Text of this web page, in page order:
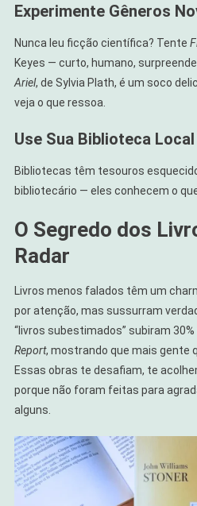
Experimente Gêneros
Nunca leu ficção científica? Tente
Keyes — curto, humano,
Ariel, de Sylvia Plath, é um soco
veja o que ressoa.
Use Sua Biblioteca Local
Bibliotecas têm tesouros
bibliotecário — eles conhecem o
O Segredo dos
Radar
Livros menos falados têm um
por atenção, mas sussurram
“livros subestimados” subiram 30%
Report, mostrando que mais gente
Essas obras te desafiam, te
porque não foram feitas para
alguns.